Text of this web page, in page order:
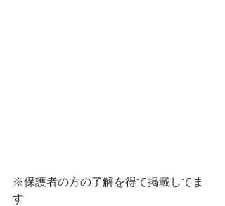
※保護者の方の了解を得て掲載してま
す